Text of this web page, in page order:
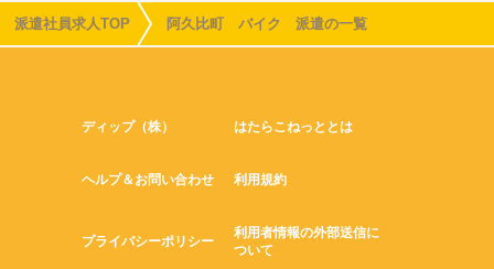
派遣社員求人TOP 阿久比町 バイク 派遣の一覧
ディップ（株） はたらこねっととは
ヘルプ＆お問い合わせ 利用規約
プライバシーポリシー
利用者情報の外部送信に
ついて